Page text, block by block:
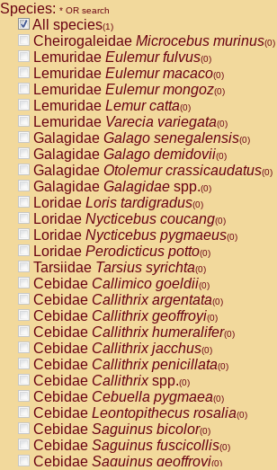
Species: * OR search
All species(1)
Cheirogaleidae Microcebus murinus(0)
Lemuridae Eulemur fulvus(0)
Lemuridae Eulemur macaco(0)
Lemuridae Eulemur mongoz(0)
Lemuridae Lemur catta(0)
Lemuridae Varecia variegata(0)
Galagidae Galago senegalensis(0)
Galagidae Galago demidovii(0)
Galagidae Otolemur crassicaudatus(0)
Galagidae Galagidae spp.(0)
Loridae Loris tardigradus(0)
Loridae Nycticebus coucang(0)
Loridae Nycticebus pygmaeus(0)
Loridae Perodicticus potto(0)
Tarsiidae Tarsius syrichta(0)
Cebidae Callimico goeldii(0)
Cebidae Callithrix argentata(0)
Cebidae Callithrix geoffroyi(0)
Cebidae Callithrix humeralifer(0)
Cebidae Callithrix jacchus(0)
Cebidae Callithrix penicillata(0)
Cebidae Callithrixspp.(0)
Cebidae Cebuella pygmaea(0)
Cebidae Leontopithecus rosalia(0)
Cebidae Saguinus bicolor(0)
Cebidae Saguinus fuscicollis(0)
Cebidae Saguinus geoffroyi(0)